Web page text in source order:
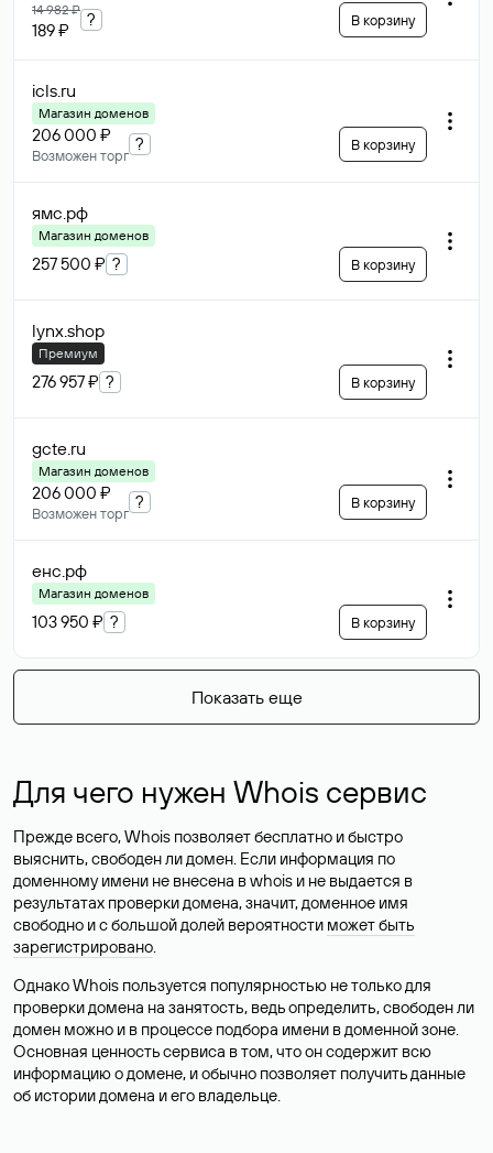
14 982 ₽
189 ₽
? В корзину
icls.ru
Магазин доменов
206 000 ₽
Возможен торг
? В корзину
ямс.рф
Магазин доменов
257 500 ₽ ? В корзину
lynx.shop
Премиум
276 957 ₽ ? В корзину
gcte.ru
Магазин доменов
206 000 ₽
Возможен торг
? В корзину
енс.рф
Магазин доменов
103 950 ₽ ? В корзину
Показать еще
Для чего нужен Whois сервис
Прежде всего, Whois позволяет бесплатно и быстро
выяснить, свободен ли домен. Если информация по
доменному имени не внесена в whois и не выдается в
результатах проверки домена, значит, доменное имя
свободно и с большой долей вероятности может быть
зарегистрировано.
Однако Whois пользуется популярностью не только для
проверки домена на занятость, ведь определить, свободен ли
домен можно и в процессе подбора имени в доменной зоне.
Основная ценность сервиса в том, что он содержит всю
информацию о домене, и обычно позволяет получить данные
об истории домена и его владельце.